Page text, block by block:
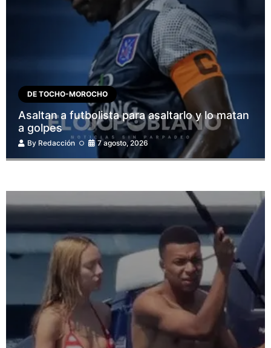
DE TOCHO-MOROCHO
Asaltan a futbolista para asaltarlo y lo matan
a golpes
By Redacción 7 agosto, 2026